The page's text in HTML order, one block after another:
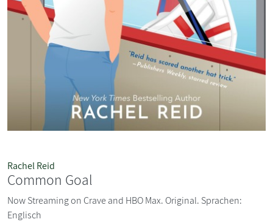
Rachel Reid
Common Goal
Now Streaming on Crave and HBO Max. Original. Sprachen:
Englisch